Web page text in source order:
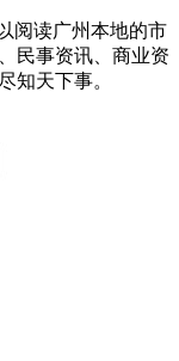
阅读广州本地的市
民事资讯、商业资
知天下事。